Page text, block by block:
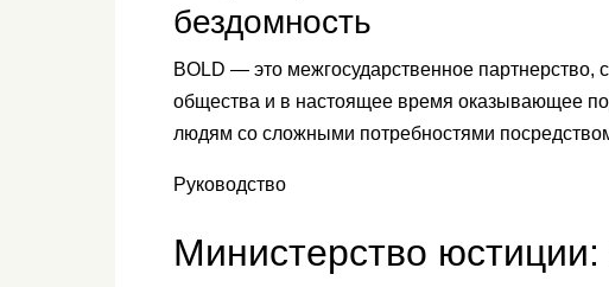
бездомность
BOLD — это межгосударственное
общества и в настоящее время оказывающее
людям со сложными потребностями
Руководство
Министерство